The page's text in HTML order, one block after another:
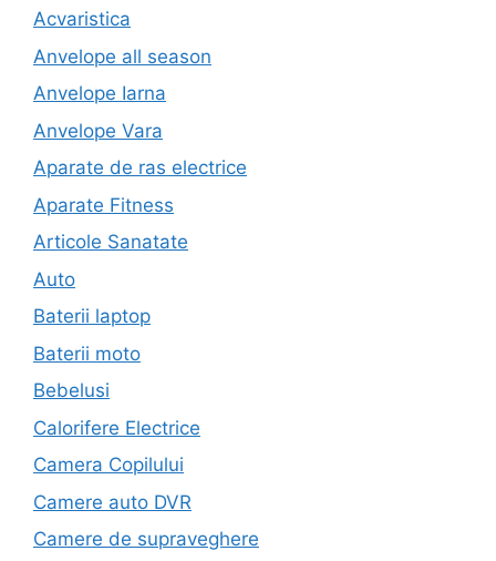
Acvaristica
Anvelope all season
Anvelope Iarna
Anvelope Vara
Aparate de ras electrice
Aparate Fitness
Articole Sanatate
Auto
Baterii laptop
Baterii moto
Bebelusi
Calorifere Electrice
Camera Copilului
Camere auto DVR
Camere de supraveghere